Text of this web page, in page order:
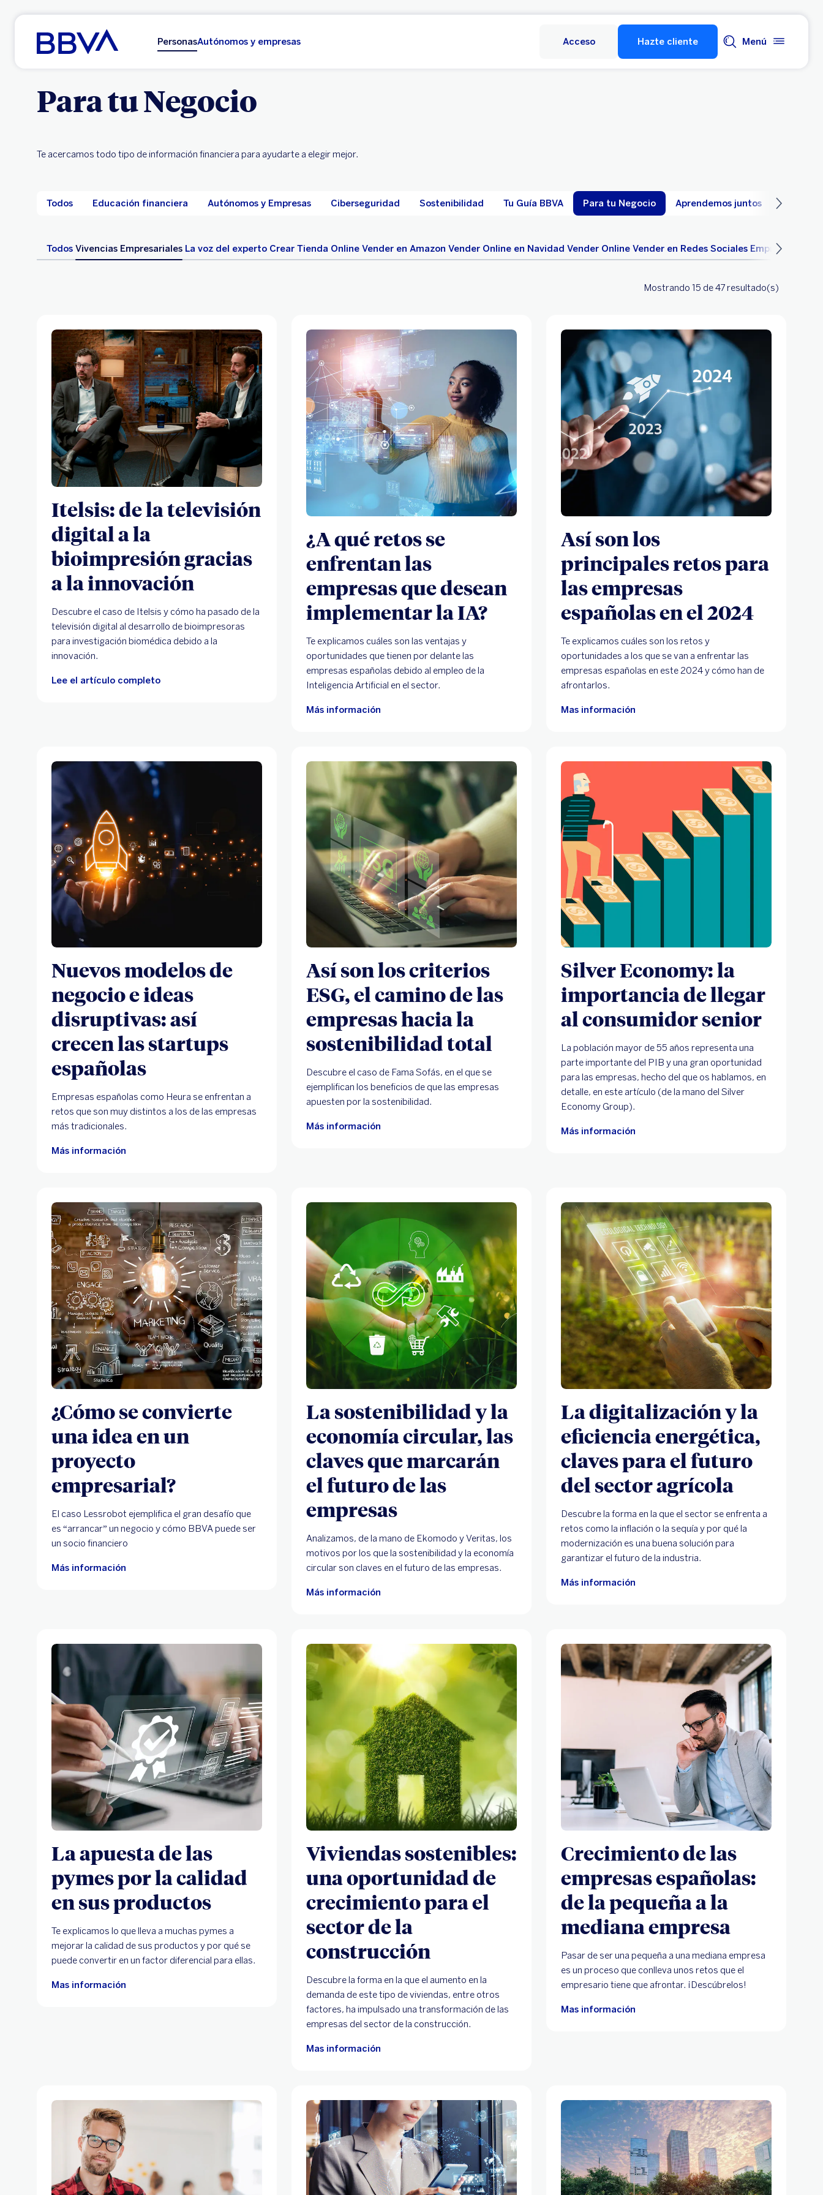
Ir al contenido principal
PersonasAutónomos y empresas Acceso Hazte cliente Menú
Para tu Negocio
Te acercamos todo tipo de información financiera para ayudarte a elegir mejor.
Todos Educación financiera Autónomos y Empresas Ciberseguridad Sostenibilidad Tu Guía BBVA Para tu Negocio
Todos Vivencias Empresariales La voz del experto Crear Tienda Online Vender en Amazon Vender Online en Navidad Vender Online Vender en Redes Sociales Empresas
Aprendemos juntos
Mostrando 15 de 47resultado(s)
Itelsis: de la televisión
digital a la
bioimpresión gracias
a la innovación
Descubre el caso de Itelsis y cómo ha pasado de la
televisión digital al desarrollo de bioimpresoras
para investigación biomédica debido a la
innovación.
Lee el artículo completo
¿A qué retos se
enfrentan las
empresas que desean
implementar la IA?
Te explicamos cuáles son las ventajas y
oportunidades que tienen por delante las
empresas españolas debido al empleo de la
Inteligencia Artificial en el sector.
Más información
Así son los
principales retos para
las empresas
españolas en el 2024
Te explicamos cuáles son los retos y
oportunidades a los que se van a enfrentar las
empresas españolas en este 2024 y cómo han de
afrontarlos.
Mas información
Nuevos modelos de
negocio e ideas
disruptivas: así
crecen las startups
españolas
Empresas españolas como Heura se enfrentan a
retos que son muy distintos a los de las empresas
más tradicionales.
Más información
Así son los criterios
ESG, el camino de las
empresas hacia la
sostenibilidad total
Descubre el caso de Fama Sofás, en el que se
ejemplifican los beneficios de que las empresas
apuesten por la sostenibilidad.
Más información
Silver Economy: la
importancia de llegar
al consumidor senior
La población mayor de 55 años representa una
parte importante del PIB y una gran oportunidad
para las empresas, hecho del que os hablamos, en
detalle, en este artículo (de la mano del Silver
Economy Group).
Más información
¿Cómo se convierte
una idea en un
proyecto
empresarial?
El caso Lessrobot ejemplifica el gran desafío que
es “arrancar” un negocio y cómo BBVA puede ser
un socio financiero
Más información
La sostenibilidad y la
economía circular, las
claves que marcarán
el futuro de las
empresas
Analizamos, de la mano de Ekomodo y Veritas, los
motivos por los que la sostenibilidad y la economía
circular son claves en el futuro de las empresas.
Más información
La digitalización y la
eficiencia energética,
claves para el futuro
del sector agrícola
Descubre la forma en la que el sector se enfrenta a
retos como la inflación o la sequía y por qué la
modernización es una buena solución para
garantizar el futuro de la industria.
Más información
La apuesta de las
pymes por la calidad
en sus productos
Te explicamos lo que lleva a muchas pymes a
mejorar la calidad de sus productos y por qué se
puede convertir en un factor diferencial para ellas.
Mas información
Viviendas sostenibles:
una oportunidad de
crecimiento para el
sector de la
construcción
Descubre la forma en la que el aumento en la
demanda de este tipo de viviendas, entre otros
factores, ha impulsado una transformación de las
empresas del sector de la construcción.
Mas información
Crecimiento de las
empresas españolas:
de la pequeña a la
mediana empresa
Pasar de ser una pequeña a una mediana empresa
es un proceso que conlleva unos retos que el
empresario tiene que afrontar. ¡Descúbrelos!
Mas información